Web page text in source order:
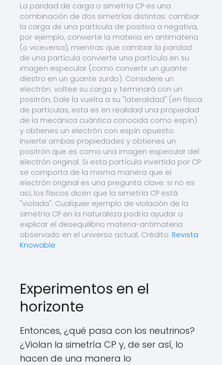
La paridad de carga o simetría CP es una
combinación de dos simetrías distintas: cambiar
la carga de una partícula de positiva a negativa,
por ejemplo, convierte la materia en antimateria
(o viceversa), mientras que cambiar la paridad
de una partícula convierte una partícula en su
imagen especular (como convertir un guante
diestro en un guante zurdo). Considere un
electrón: voltee su carga y terminará con un
positrón; Dale la vuelta a su "lateralidad" (en física
de partículas, esta es en realidad una propiedad
de la mecánica cuántica conocida como espín)
y obtienes un electrón con espín opuesto.
Invierte ambas propiedades y obtienes un
positrón que es como una imagen especular del
electrón original. Si esta partícula invertida por CP
se comporta de la misma manera que el
electrón original es una pregunta clave: si no es
así, los físicos dicen que la simetría CP está
"violada". Cualquier ejemplo de violación de la
simetría CP en la naturaleza podría ayudar a
explicar el desequilibrio materia-antimateria
observado en el universo actual. Crédito: Revista
Knowable
Experimentos en el
horizonte
Entonces, ¿qué pasa con los neutrinos?
¿Violan la simetría CP y, de ser así, lo
hacen de una manera lo